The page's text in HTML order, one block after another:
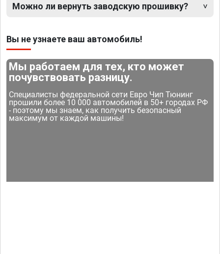
Можно ли вернуть заводскую прошивку?
Вы не узнаете ваш автомобиль!
Мы работаем для тех, кто может
почувствовать разницу.
Специалисты федеральной сети Евро Чип Тюнинг
прошили более 10 000 автомобилей в 50+ городах РФ
- поэтому мы знаем, как получить безопасный
максимум от каждой машины!